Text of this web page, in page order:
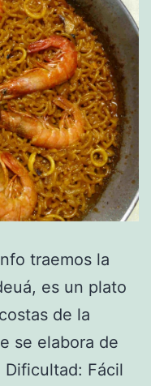
traemos la
es un plato
de la
se elabora de
Dificultad: Fácil